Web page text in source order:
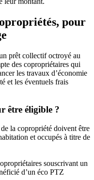
pour
prêt collectif octroyé au
des copropriétaires qui
les travaux d’économie
et les éventuels frais
être éligible ?
la copropriété doivent être
et occupés à titre de
souscrivant un
d’un éco PTZ